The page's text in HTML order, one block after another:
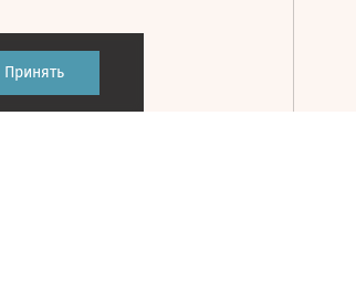
Принять